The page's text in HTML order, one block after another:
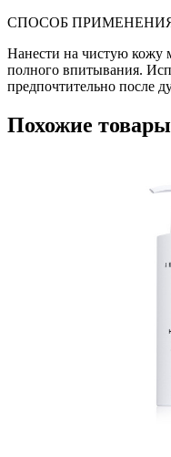
СПОСОБ
Нанести на чистую
полного впитывания.
предпочтительно после
Похожие товары